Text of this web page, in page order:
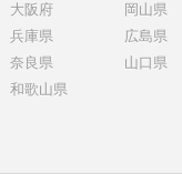
大阪府
兵庫県
奈良県
和歌山県
岡山県
広島県
山口県